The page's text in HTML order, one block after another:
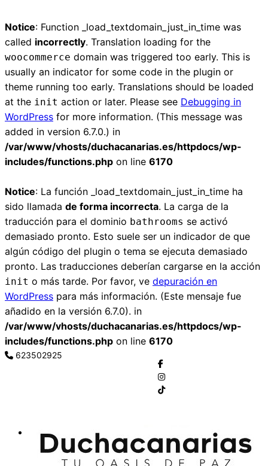
Notice: Function _load_textdomain_just_in_time was
called incorrectly. Translation loading for the
woocommerce domain was triggered too early. This is
usually an indicator for some code in the plugin or
theme running too early. Translations should be loaded
at the init action or later. Please see Debugging in
WordPress for more information. (This message was
added in version 6.7.0.) in
/var/www/vhosts/duchacanarias.es/httpdocs/wp-
includes/functions.php on line 6170
Notice: La función _load_textdomain_just_in_time ha
sido llamada de forma incorrecta. La carga de la
traducción para el dominio bathrooms se activó
demasiado pronto. Esto suele ser un indicador de que
algún código del plugin o tema se ejecuta demasiado
pronto. Las traducciones deberían cargarse en la acción
init o más tarde. Por favor, ve depuración en
WordPress para más información. (Este mensaje fue
añadido en la versión 6.7.0). in
/var/www/vhosts/duchacanarias.es/httpdocs/wp-
includes/functions.php on line 6170
623502925